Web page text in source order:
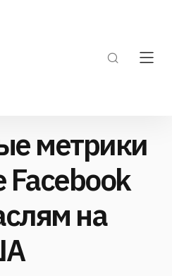
метрики
Facebook
на